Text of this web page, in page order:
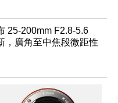
25-200mm F2.8-5.6
，廣角至中焦段微距性